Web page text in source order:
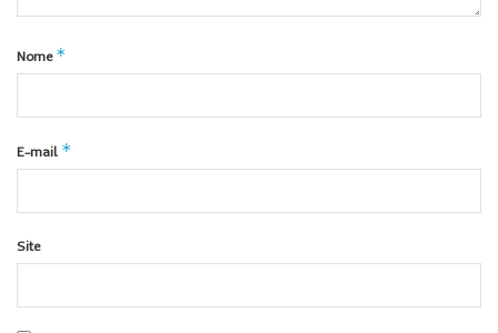
Nome *
E-mail *
Site